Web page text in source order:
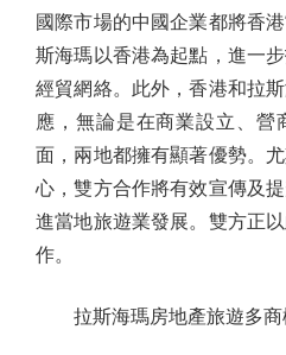
國際市場的中國企業都將香
斯海瑪以香港為起點，進一
經貿網絡。此外，香港和拉
應，無論是在商業設立、營
面，兩地都擁有顯著優勢。
心，雙方合作將有效宣傳及
進當地旅遊業發展。雙方正
作。
拉斯海瑪房地產旅遊多商